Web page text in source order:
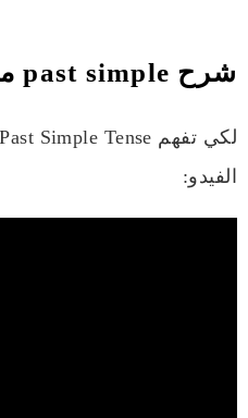
شرح past simple من خلال فيديو
الفيدو: